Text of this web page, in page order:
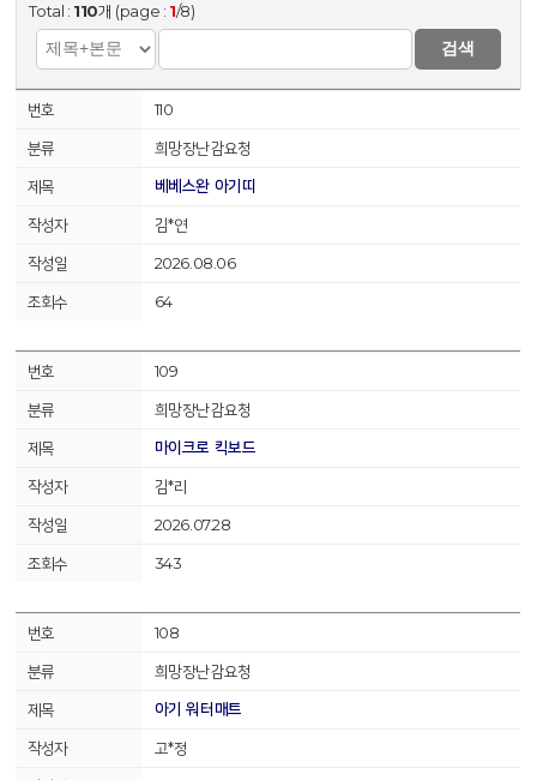
Total : 110개 (page : 1/8)
검색
110
희망장난감요청
베베스완 아기띠
김*연
2026.08.06
64
109
희망장난감요청
마이크로 킥보드
김*리
2026.07.28
343
108
희망장난감요청
아기 워터매트
고*정